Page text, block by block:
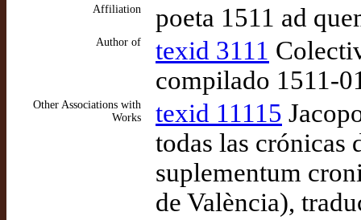
Affiliation poeta 1511 ad
Author of texid 3111
compilado 1511-
Other Associations with
Works
texid 11115
todas las crónicas
suplementum
de València),